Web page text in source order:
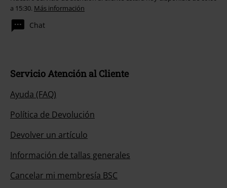
a 15:30. Más información
Chat
Servicio Atención al Cliente
Ayuda (FAQ)
Política de Devolución
Devolver un artículo
Información de tallas generales
Cancelar mi membresía BSC